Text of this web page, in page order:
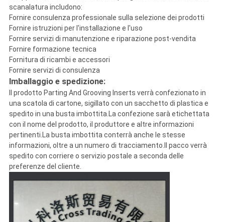
scanalatura includono:
Fornire consulenza professionale sulla selezione dei prodotti
Fornire istruzioni per l'installazione e l'uso
Fornire servizi di manutenzione e riparazione post-vendita
Fornire formazione tecnica
Fornitura di ricambi e accessori
Fornire servizi di consulenza
Imballaggio e spedizione:
Il prodotto Parting And Grooving Inserts verrà confezionato in
una scatola di cartone, sigillato con un sacchetto di plastica e
spedito in una busta imbottita.La confezione sarà etichettata
con il nome del prodotto, il produttore e altre informazioni
pertinenti.La busta imbottita conterrà anche le stesse
informazioni, oltre a un numero di tracciamento.Il pacco verrà
spedito con corriere o servizio postale a seconda delle
preferenze del cliente.